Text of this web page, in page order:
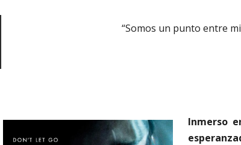
“Somos un punto entre
Inmerso